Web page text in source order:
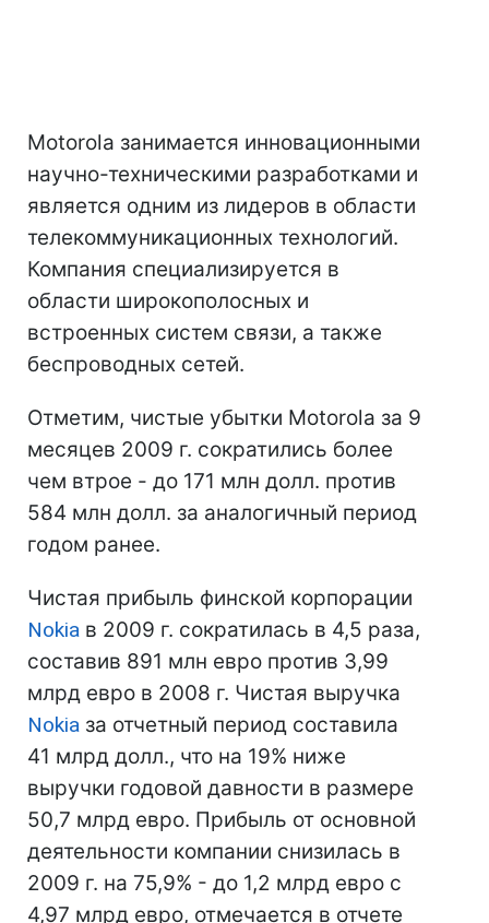
Motorola занимается инновационными
научно-техническими разработками и
является одним из лидеров в области
телекоммуникационных технологий.
Компания специализируется в
области широкополосных и
встроенных систем связи, а также
беспроводных сетей.
Отметим, чистые убытки Motorola за 9
месяцев 2009 г. сократились более
чем втрое - до 171 млн долл. против
584 млн долл. за аналогичный период
годом ранее.
Чистая прибыль финской корпорации
Nokia в 2009 г. сократилась в 4,5 раза,
составив 891 млн евро против 3,99
млрд евро в 2008 г. Чистая выручка
Nokia за отчетный период составила
41 млрд долл., что на 19% ниже
выручки годовой давности в размере
50,7 млрд евро. Прибыль от основной
деятельности компании снизилась в
2009 г. на 75,9% - до 1,2 млрд евро с
4,97 млрд евро, отмечается в отчете